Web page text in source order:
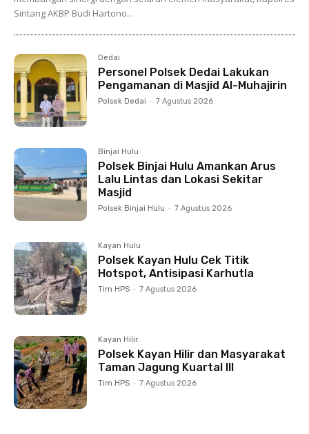
Sintang AKBP Budi Hartono...
Dedai
Personel Polsek Dedai Lakukan
Pengamanan di Masjid Al-Muhajirin
Polsek Dedai - 7 Agustus 2026
Binjai Hulu
Polsek Binjai Hulu Amankan Arus
Lalu Lintas dan Lokasi Sekitar
Masjid
Polsek Binjai Hulu - 7 Agustus 2026
Kayan Hulu
Polsek Kayan Hulu Cek Titik
Hotspot, Antisipasi Karhutla
Tim HPS - 7 Agustus 2026
Kayan Hilir
Polsek Kayan Hilir dan Masyarakat
Taman Jagung Kuartal III
Tim HPS - 7 Agustus 2026